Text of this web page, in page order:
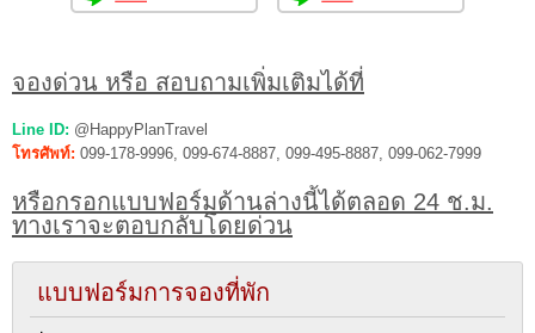
จองด่วน หรือ สอบถามเพิ่มเติมได้ที่
Line ID: @HappyPlanTravel
โทรศัพท์: 099-178-9996, 099-674-8887, 099-495-8887, 099-062-7999
หรือกรอกแบบฟอร์มด้านล่างนี้ได้ตลอด 24 ช.ม.
ทางเราจะตอบกลับโดยด่วน
แบบฟอร์มการจองที่พัก